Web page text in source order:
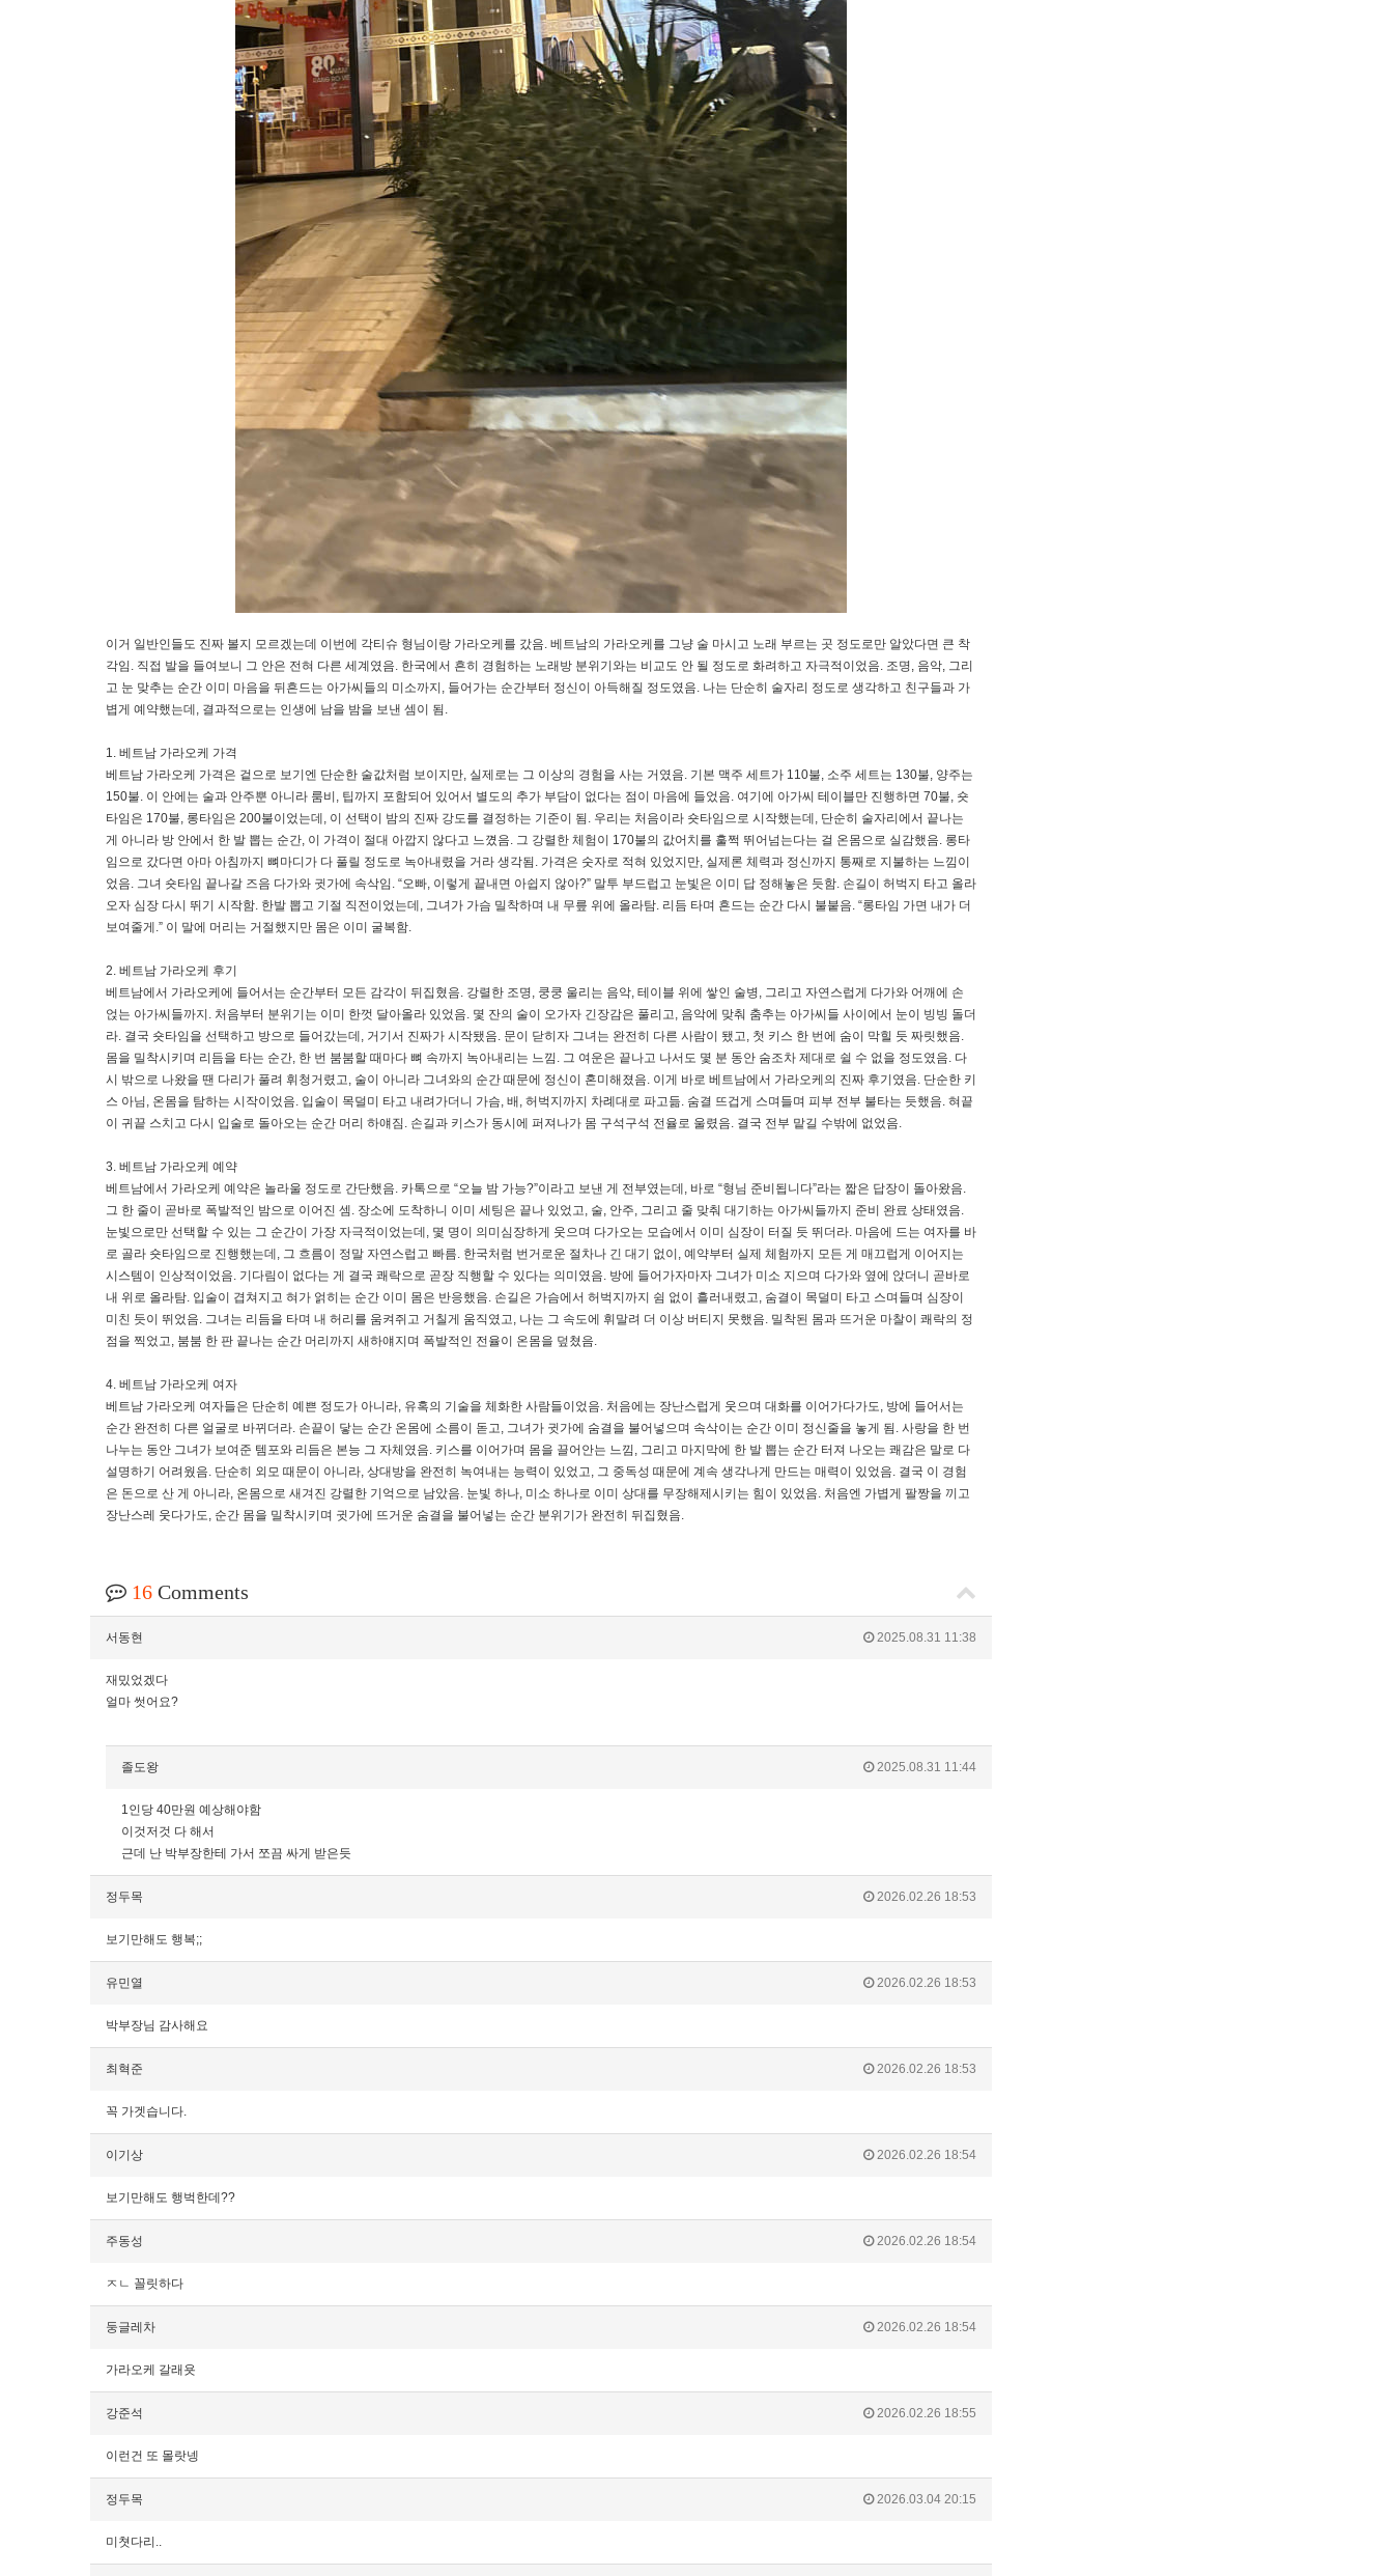
이거 일반인들도 진짜 볼지 모르겠는데 이번에 각티슈 형님이랑 가라오케를 갔음. 베트남의 가라오케를 그냥 술 마시고 노래 부르는 곳 정도로만 알았다면 큰 착
각임. 직접 발을 들여보니 그 안은 전혀 다른 세계였음. 한국에서 흔히 경험하는 노래방 분위기와는 비교도 안 될 정도로 화려하고 자극적이었음. 조명, 음악, 그리
고 눈 맞추는 순간 이미 마음을 뒤흔드는 아가씨들의 미소까지, 들어가는 순간부터 정신이 아득해질 정도였음. 나는 단순히 술자리 정도로 생각하고 친구들과 가
볍게 예약했는데, 결과적으로는 인생에 남을 밤을 보낸 셈이 됨.
1. 베트남 가라오케 가격
베트남 가라오케 가격은 겉으로 보기엔 단순한 술값처럼 보이지만, 실제로는 그 이상의 경험을 사는 거였음. 기본 맥주 세트가 110불, 소주 세트는 130불, 양주는
150불. 이 안에는 술과 안주뿐 아니라 룸비, 팁까지 포함되어 있어서 별도의 추가 부담이 없다는 점이 마음에 들었음. 여기에 아가씨 테이블만 진행하면 70불, 숏
타임은 170불, 롱타임은 200불이었는데, 이 선택이 밤의 진짜 강도를 결정하는 기준이 됨. 우리는 처음이라 숏타임으로 시작했는데, 단순히 술자리에서 끝나는
게 아니라 방 안에서 한 발 뽑는 순간, 이 가격이 절대 아깝지 않다고 느꼈음. 그 강렬한 체험이 170불의 값어치를 훌쩍 뛰어넘는다는 걸 온몸으로 실감했음. 롱타
임으로 갔다면 아마 아침까지 뼈마디가 다 풀릴 정도로 녹아내렸을 거라 생각됨. 가격은 숫자로 적혀 있었지만, 실제론 체력과 정신까지 통째로 지불하는 느낌이
었음. 그녀 숏타임 끝나갈 즈음 다가와 귓가에 속삭임. “오빠, 이렇게 끝내면 아쉽지 않아?” 말투 부드럽고 눈빛은 이미 답 정해놓은 듯함. 손길이 허벅지 타고 올라
오자 심장 다시 뛰기 시작함. 한발 뽑고 기절 직전이었는데, 그녀가 가슴 밀착하며 내 무릎 위에 올라탐. 리듬 타며 흔드는 순간 다시 불붙음. “롱타임 가면 내가 더
보여줄게.” 이 말에 머리는 거절했지만 몸은 이미 굴복함.
2. 베트남 가라오케 후기
베트남에서 가라오케에 들어서는 순간부터 모든 감각이 뒤집혔음. 강렬한 조명, 쿵쿵 울리는 음악, 테이블 위에 쌓인 술병, 그리고 자연스럽게 다가와 어깨에 손
얹는 아가씨들까지. 처음부터 분위기는 이미 한껏 달아올라 있었음. 몇 잔의 술이 오가자 긴장감은 풀리고, 음악에 맞춰 춤추는 아가씨들 사이에서 눈이 빙빙 돌더
라. 결국 숏타임을 선택하고 방으로 들어갔는데, 거기서 진짜가 시작됐음. 문이 닫히자 그녀는 완전히 다른 사람이 됐고, 첫 키스 한 번에 숨이 막힐 듯 짜릿했음.
몸을 밀착시키며 리듬을 타는 순간, 한 번 붐붐할 때마다 뼈 속까지 녹아내리는 느낌. 그 여운은 끝나고 나서도 몇 분 동안 숨조차 제대로 쉴 수 없을 정도였음. 다
시 밖으로 나왔을 땐 다리가 풀려 휘청거렸고, 술이 아니라 그녀와의 순간 때문에 정신이 혼미해졌음. 이게 바로 베트남에서 가라오케의 진짜 후기였음. 단순한 키
스 아님, 온몸을 탐하는 시작이었음. 입술이 목덜미 타고 내려가더니 가슴, 배, 허벅지까지 차례대로 파고듦. 숨결 뜨겁게 스며들며 피부 전부 불타는 듯했음. 혀끝
이 귀끝 스치고 다시 입술로 돌아오는 순간 머리 하얘짐. 손길과 키스가 동시에 퍼져나가 몸 구석구석 전율로 울렸음. 결국 전부 맡길 수밖에 없었음.
3. 베트남 가라오케 예약
베트남에서 가라오케 예약은 놀라울 정도로 간단했음. 카톡으로 “오늘 밤 가능?”이라고 보낸 게 전부였는데, 바로 “형님 준비됩니다”라는 짧은 답장이 돌아왔음.
그 한 줄이 곧바로 폭발적인 밤으로 이어진 셈. 장소에 도착하니 이미 세팅은 끝나 있었고, 술, 안주, 그리고 줄 맞춰 대기하는 아가씨들까지 준비 완료 상태였음.
눈빛으로만 선택할 수 있는 그 순간이 가장 자극적이었는데, 몇 명이 의미심장하게 웃으며 다가오는 모습에서 이미 심장이 터질 듯 뛰더라. 마음에 드는 여자를 바
로 골라 숏타임으로 진행했는데, 그 흐름이 정말 자연스럽고 빠름. 한국처럼 번거로운 절차나 긴 대기 없이, 예약부터 실제 체험까지 모든 게 매끄럽게 이어지는
시스템이 인상적이었음. 기다림이 없다는 게 결국 쾌락으로 곧장 직행할 수 있다는 의미였음. 방에 들어가자마자 그녀가 미소 지으며 다가와 옆에 앉더니 곧바로
내 위로 올라탐. 입술이 겹쳐지고 혀가 얽히는 순간 이미 몸은 반응했음. 손길은 가슴에서 허벅지까지 쉼 없이 흘러내렸고, 숨결이 목덜미 타고 스며들며 심장이
미친 듯이 뛰었음. 그녀는 리듬을 타며 내 허리를 움켜쥐고 거칠게 움직였고, 나는 그 속도에 휘말려 더 이상 버티지 못했음. 밀착된 몸과 뜨거운 마찰이 쾌락의 정
점을 찍었고, 붐붐 한 판 끝나는 순간 머리까지 새하얘지며 폭발적인 전율이 온몸을 덮쳤음.
4. 베트남 가라오케 여자
베트남 가라오케 여자들은 단순히 예쁜 정도가 아니라, 유혹의 기술을 체화한 사람들이었음. 처음에는 장난스럽게 웃으며 대화를 이어가다가도, 방에 들어서는
순간 완전히 다른 얼굴로 바뀌더라. 손끝이 닿는 순간 온몸에 소름이 돋고, 그녀가 귓가에 숨결을 불어넣으며 속삭이는 순간 이미 정신줄을 놓게 됨. 사랑을 한 번
나누는 동안 그녀가 보여준 템포와 리듬은 본능 그 자체였음. 키스를 이어가며 몸을 끌어안는 느낌, 그리고 마지막에 한 발 뽑는 순간 터져 나오는 쾌감은 말로 다
설명하기 어려웠음. 단순히 외모 때문이 아니라, 상대방을 완전히 녹여내는 능력이 있었고, 그 중독성 때문에 계속 생각나게 만드는 매력이 있었음. 결국 이 경험
은 돈으로 산 게 아니라, 온몸으로 새겨진 강렬한 기억으로 남았음. 눈빛 하나, 미소 하나로 이미 상대를 무장해제시키는 힘이 있었음. 처음엔 가볍게 팔짱을 끼고
장난스레 웃다가도, 순간 몸을 밀착시키며 귓가에 뜨거운 숨결을 불어넣는 순간 분위기가 완전히 뒤집혔음.
16 Comments
서동현 2025.08.31 11:38
재밌었겠다
얼마 썻어요?
졸도왕 2025.08.31 11:44
1인당 40만원 예상해야함
이것저것 다 해서
근데 난 박부장한테 가서 쪼끔 싸게 받은듯
정두목 2026.02.26 18:53
보기만해도 행복;;
유민열 2026.02.26 18:53
박부장님 감사해요
최혁준 2026.02.26 18:53
꼭 가겟습니다.
이기상 2026.02.26 18:54
보기만해도 행벅한데??
주동성 2026.02.26 18:54
ㅈㄴ 꼴릿하다
둥글레차 2026.02.26 18:54
가라오케 갈래욧
강준석 2026.02.26 18:55
이런건 또 몰랏넹
정두목 2026.03.04 20:15
미쳣다리..